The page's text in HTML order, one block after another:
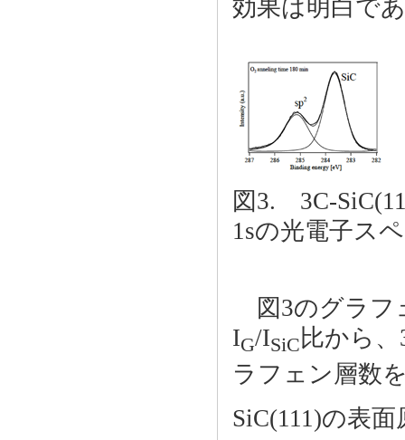
効果は明白で
図3. 3C-
1sの光電子ス
図3のグラフ
IG/ISiC 比から
ラフェン層数
SiC(111)の表